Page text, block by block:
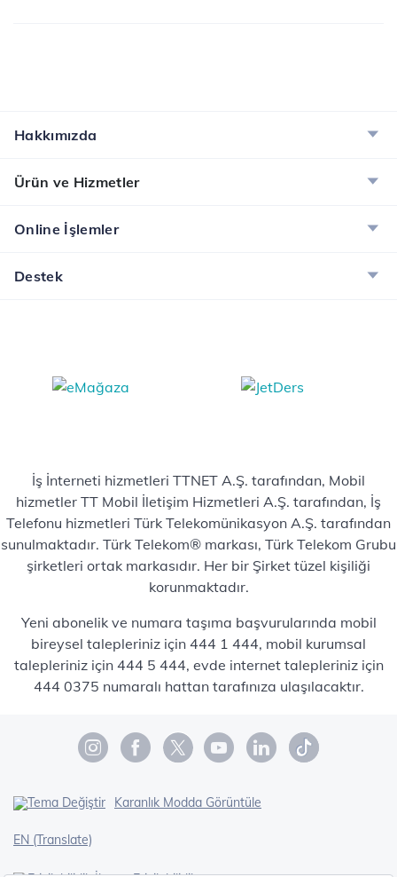
Hakkımızda
Ürün ve Hizmetler
Online İşlemler
Destek
İş İnterneti hizmetleri TTNET A.Ş. tarafından, Mobil
hizmetler TT Mobil İletişim Hizmetleri A.Ş. tarafından, İş
Telefonu hizmetleri Türk Telekomünikasyon A.Ş. tarafından
sunulmaktadır. Türk Telekom® markası, Türk Telekom Grubu
şirketleri ortak markasıdır. Her bir Şirket tüzel kişiliği
korunmaktadır.
Yeni abonelik ve numara taşıma başvurularında mobil
bireysel talepleriniz için 444 1 444, mobil kurumsal
talepleriniz için 444 5 444, evde internet talepleriniz için
444 0375 numaralı hattan tarafınıza ulaşılacaktır.
Karanlık Modda Görüntüle
EN (Translate)